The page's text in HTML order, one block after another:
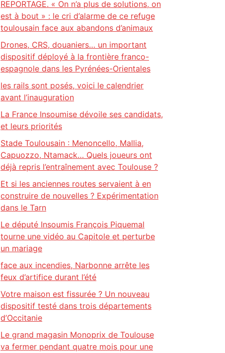
REPORTAGE. « On n’a plus de solutions, on
est à bout » : le cri d’alarme de ce refuge
toulousain face aux abandons d’animaux
Drones, CRS, douaniers… un important
dispositif déployé à la frontière franco-
espagnole dans les Pyrénées-Orientales
les rails sont posés, voici le calendrier
avant l’inauguration
La France Insoumise dévoile ses candidats,
et leurs priorités
Stade Toulousain : Menoncello, Mallia,
Capuozzo, Ntamack… Quels joueurs ont
déjà repris l’entraînement avec Toulouse ?
Et si les anciennes routes servaient à en
construire de nouvelles ? Expérimentation
dans le Tarn
Le député Insoumis François Piquemal
tourne une vidéo au Capitole et perturbe
un mariage
face aux incendies, Narbonne arrête les
feux d’artifice durant l’été
Votre maison est fissurée ? Un nouveau
dispositif testé dans trois départements
d’Occitanie
Le grand magasin Monoprix de Toulouse
va fermer pendant quatre mois pour une